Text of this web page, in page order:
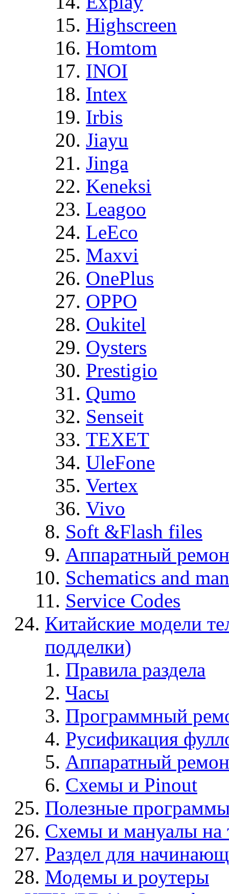
Highscreen
Homtom
INOI
Intex
Irbis
Jiayu
Jinga
Keneksi
Leagoo
LeEco
Maxvi
OnePlus
OPPO
Oukitel
Oysters
Prestigio
Qumo
Senseit
TEXET
UleFone
Vertex
Vivo
Soft &Flash files
Аппаратный
Schematics and
Service Codes
Китайские модели
подделки)
Правила раздела
Часы
Программный
Русификация
Аппаратный
Схемы и Pinout
Полезные
Схемы и мануалы на
Раздел для
Модемы и роутеры